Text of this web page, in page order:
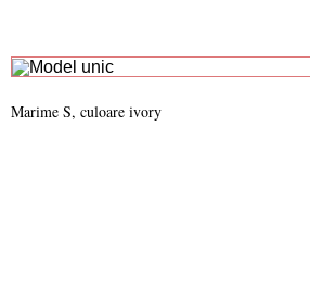
Marime S, culoare ivory